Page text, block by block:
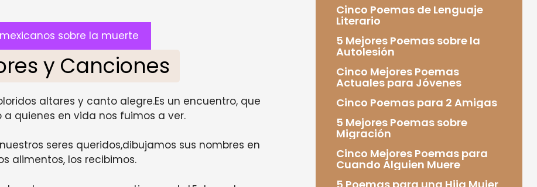
sobre la muerte
y Canciones
altares y canto alegre.Es un encuentro, que
quienes en vida nos fuimos a ver.
seres queridos,dibujamos sus nombres en
alimentos, los recibimos.
Cinco Poemas de Lenguaje
Literario
5 Mejores Poemas sobre la
Autolesión
Cinco Mejores Poemas
Actuales para Jóvenes
Cinco Poemas para 2 Amigas
5 Mejores Poemas sobre
Migración
Cinco Mejores Poemas para
Cuando Alguien Muere
5 Poemas para una Hija Mujer